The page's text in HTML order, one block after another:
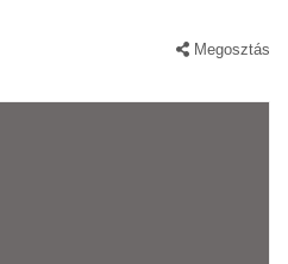
Megosztás